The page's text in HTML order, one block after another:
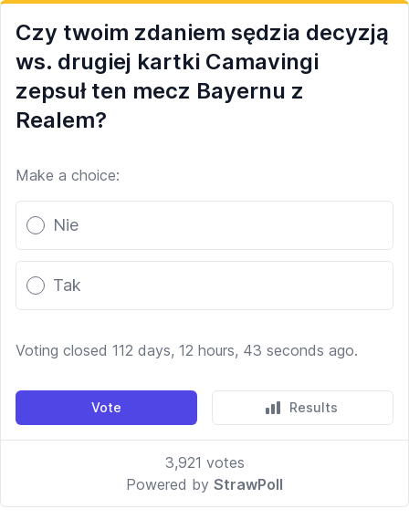
Czy twoim zdaniem sędzia decyzją
ws. drugiej kartki Camavingi
zepsuł ten mecz Bayernu z
Realem?
Make a choice:
Poll options
Nie
Tak
Voting closed 112 days, 12 hours, 43 seconds ago.
Vote Results
3,921 votes
Powered by StrawPoll